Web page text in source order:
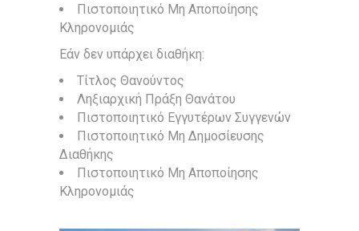
Πιστοποιητικό Μη Αποποίησης
Κληρονομιάς
Εάν δεν υπάρχει διαθήκη:
Τίτλος Θανούντος
Ληξιαρχική Πράξη Θανάτου
Πιστοποιητικό Εγγυτέρων Συγγενών
Πιστοποιητικό Μη Δημοσίευσης
Διαθήκης
Πιστοποιητικό Μη Αποποίησης
Κληρονομιάς